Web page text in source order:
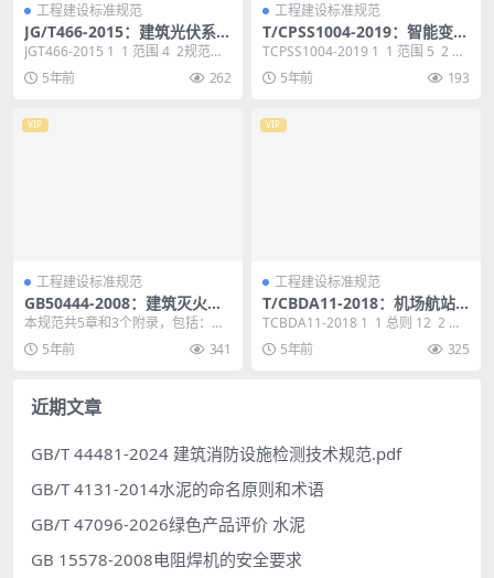
工程建设标准规范
JG/T466-2015：建筑光伏系统
无逆流并网逆变装置
JGT466-2015 1 1 范围 4 2规范性
引用文件 4 3 术语和...
5年前 262
工程建设标准规范
T/CPSS1004-2019：智能变电
站电能质量测量方法
TCPSS1004-2019 1 1 范围 5 2 规
范性引用文件 5 3...
5年前 193
VIP
工程建设标准规范
GB50444-2008：建筑灭火器
配置验收及检查规范
本规范共5章和3个附录，包括：总
则、基本规定、安装设置、配置验
收及检查与维护。 ...
5年前 341
VIP
工程建设标准规范
T/CBDA11-2018：机场航站
楼室内装饰装修工程技术规程
TCBDA11-2018 1 1 总则 12 2 术
语 13 3 基本规定...
5年前 325
近期文章
GB/T 44481-2024 建筑消防设施检测技术规范.pdf
GB/T 4131-2014水泥的命名原则和术语
GB/T 47096-2026绿色产品评价 水泥
GB 15578-2008电阻焊机的安全要求